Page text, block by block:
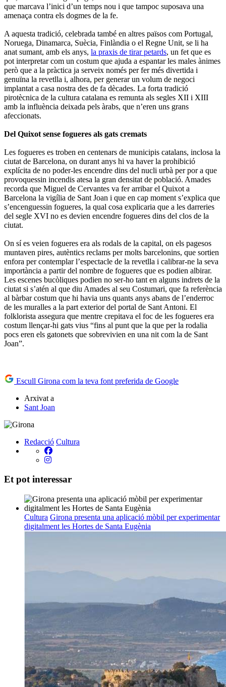
que marcava l’inici d’un temps nou i que tampoc suposava una
amenaça contra els dogmes de la fe.
A aquesta tradició, celebrada també en altres països com Portugal,
Noruega, Dinamarca, Suècia, Finlàndia o el Regne Unit, se li ha
anat sumant, amb els anys, la praxis de tirar petards, un fet que es
pot interpretar com un costum que ajuda a espantar les males ànimes
però que a la pràctica ja serveix només per fer més divertida i
genuïna la revetlla i, alhora, per generar un volum de negoci
implantat a casa nostra des de fa dècades. La forta tradició
pirotècnica de la cultura catalana es remunta als segles XII i XIII
amb la influència deixada pels àrabs, que n’eren uns grans
afeccionats.
Del Quixot sense fogueres als gats cremats
Les fogueres es troben en centenars de municipis catalans, inclosa la
ciutat de Barcelona, on durant anys hi va haver la prohibició
explícita de no poder-les encendre dins del nucli urbà per por a que
provoquessin incendis atesa la gran densitat de població. Amades
recorda que Miguel de Cervantes va fer arribar el Quixot a
Barcelona la vigília de Sant Joan i que en cap moment s’explica que
s’encenguessin fogueres, la qual cosa explicaria que a les darreries
del segle XVI no es devien encendre fogueres dins del clos de la
ciutat.
On sí es veien fogueres era als rodals de la capital, on els pagesos
muntaven pires, autèntics reclams per molts barcelonins, que sortien
enfora per contemplar l’espectacle de la revetlla i calibrar-ne la seva
importància a partir del nombre de fogueres que es podien albirar.
Les escenes bucòliques podien no ser-ho tant en alguns indrets de la
ciutat si s’atén al que diu Amades al seu Costumari, que fa referència
al bàrbar costum que hi havia uns quants anys abans de l’enderroc
de les muralles a la part exterior del portal de Sant Antoni. El
folklorista assegura que mentre crepitava el foc de les fogueres era
costum llençar-hi gats vius “fins al punt que la que per la rodalia
pocs eren els gatonets que sobrevivien en una nit com la de Sant
Joan”.
Escull Girona com la teva font preferida de Google
Arxivat a
Sant Joan
Redacció Cultura
Et pot interessar
Cultura Girona presenta una aplicació mòbil per experimentar
digitalment les Hortes de Santa Eugènia